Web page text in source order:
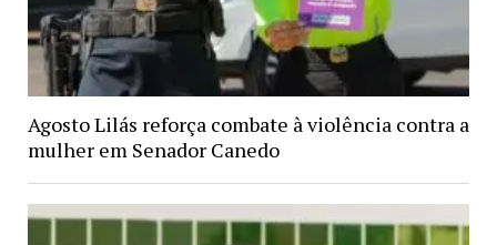
Agosto Lilás reforça combate à violência contra a
mulher em Senador Canedo